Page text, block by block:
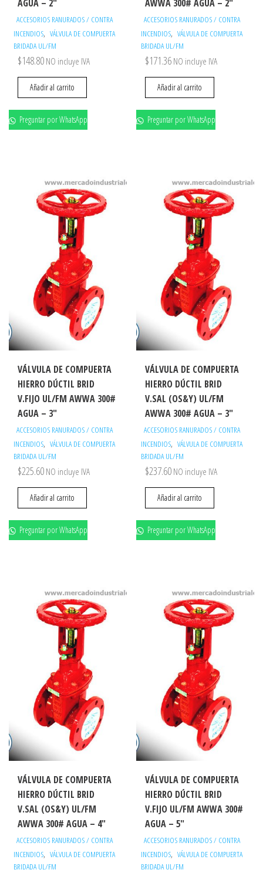
AGUA – 2″
ACCESORIOS RANURADOS / CONTRA
INCENDIOS, VÁLVULA DE COMPUERTA
BRIDADA UL/FM
$148.80 NO incluye IVA
Añadir al carrito
Preguntar por WhatsApp
AWWA 300# AGUA – 2″
ACCESORIOS RANURADOS / CONTRA
INCENDIOS, VÁLVULA DE COMPUERTA
BRIDADA UL/FM
$171.36 NO incluye IVA
Añadir al carrito
Preguntar por WhatsApp
VÁLVULA DE COMPUERTA
HIERRO DÚCTIL BRID
V.FIJO UL/FM AWWA 300#
AGUA – 3″
ACCESORIOS RANURADOS / CONTRA
INCENDIOS, VÁLVULA DE COMPUERTA
BRIDADA UL/FM
$225.60 NO incluye IVA
Añadir al carrito
Preguntar por WhatsApp
VÁLVULA DE COMPUERTA
HIERRO DÚCTIL BRID
V.SAL (OS&Y) UL/FM
AWWA 300# AGUA – 3″
ACCESORIOS RANURADOS / CONTRA
INCENDIOS, VÁLVULA DE COMPUERTA
BRIDADA UL/FM
$237.60 NO incluye IVA
Añadir al carrito
Preguntar por WhatsApp
VÁLVULA DE COMPUERTA
HIERRO DÚCTIL BRID
V.SAL (OS&Y) UL/FM
AWWA 300# AGUA – 4″
ACCESORIOS RANURADOS / CONTRA
INCENDIOS, VÁLVULA DE COMPUERTA
BRIDADA UL/FM
VÁLVULA DE COMPUERTA
HIERRO DÚCTIL BRID
V.FIJO UL/FM AWWA 300#
AGUA – 5″
ACCESORIOS RANURADOS / CONTRA
INCENDIOS, VÁLVULA DE COMPUERTA
BRIDADA UL/FM